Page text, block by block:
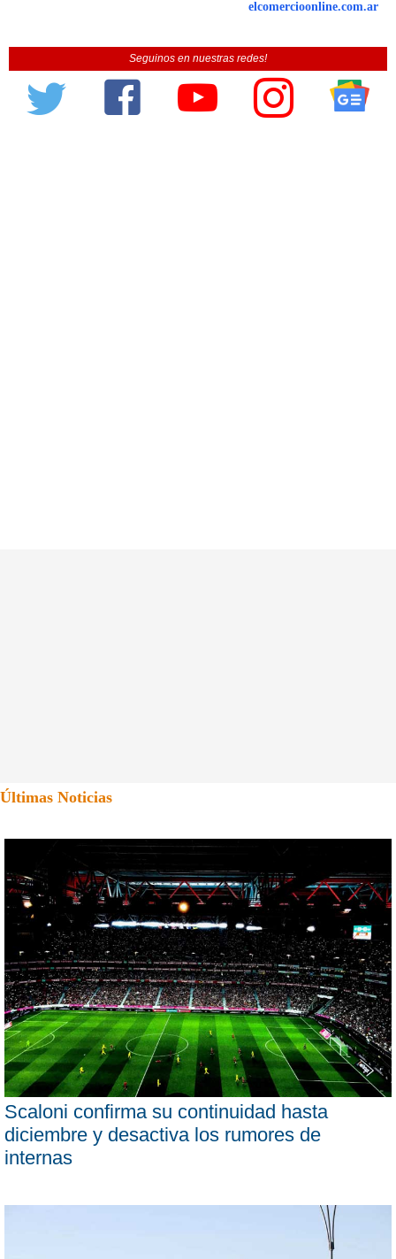
elcomercioonline.com.ar
Seguinos en nuestras redes!
Últimas Noticias
Scaloni confirma su continuidad hasta
diciembre y desactiva los rumores de
internas